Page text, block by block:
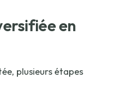
en
plusieurs étapes